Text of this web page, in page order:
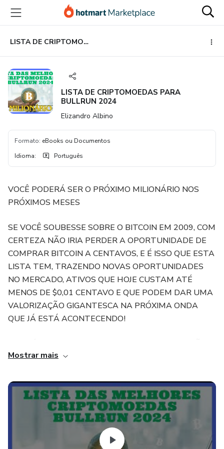
para
conteúdo
principal
para
pagamento
para
rodapé
LISTA DE CRIPTOMOEDAS PARA BULLRUN 2024
LISTA DE CRIPTOMOEDAS PARA
BULLRUN 2024
Elizandro Albino
Formato: eBooks ou Documentos
Idioma: Português
VOCÊ PODERÁ SER O PRÓXIMO MILIONÁRIO NOS
PRÓXIMOS MESES
SE VOCÊ SOUBESSE SOBRE O BITCOIN EM 2009, COM
CERTEZA NÃO IRIA PERDER A OPORTUNIDADE DE
COMPRAR BITCOIN A CENTAVOS, E É ISSO QUE ESTA
LISTA TEM, TRAZENDO NOVAS OPORTUNIDADES
NO MERCADO, ATIVOS QUE HOJE CUSTAM ATÉ
MENOS DE $0,01 CENTAVO E QUE PODEM DAR UMA
VALORIZAÇÃO GIGANTESCA NA PRÓXIMA ONDA
QUE JÁ ESTÁ ACONTECENDO!
DE 10X A 100X NO BULLMARKET.
SEPARADAS POR NOME DO ATIVO, QUANTO SUA
VALORIZAÇÃO PODERÁ CHEGAR E ONDE COMPRAR!
TUDO JÁ FACILITADO PRA VOCÊ!
O HALVING DO BITCOIN ACONTECE A CADA 4 ANOS
E O PRÓXIMO HALVING ACONTECERÁ NA DATA
Mostrar mais